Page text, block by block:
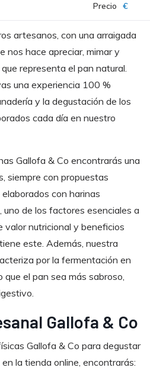
Precio €
artesanos, con una arraigada
nos hace apreciar, mimar y
representa el pan natural.
una experiencia 100 %
y la degustación de los
cada día en nuestro
Gallofa & Co encontrarás una
siempre con propuestas
con harinas
uno de los factores esenciales a
valor nutricional y beneficios
este. Además, nuestra
por la fermentación en
el pan sea más sabroso,
Gallofa & Co
Gallofa & Co para degustar
la tienda online, encontrarás: